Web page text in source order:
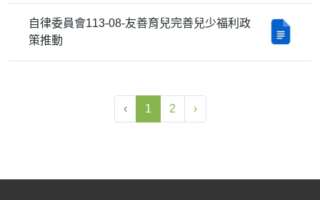
自律委員會113-08-友善育兒完善兒少福利政
策推動
‹ 1 2 ›